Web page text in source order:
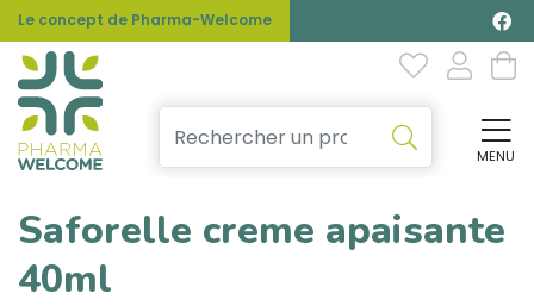
Le concept de Pharma-Welcome
MENU
Saforelle creme apaisante
40ml